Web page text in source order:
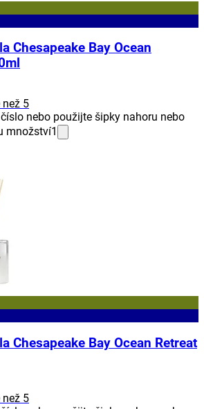
Chesapeake Bay Ocean
5
nebo použijte šipky nahoru nebo
množství1
Chesapeake Bay Ocean Retreat
5